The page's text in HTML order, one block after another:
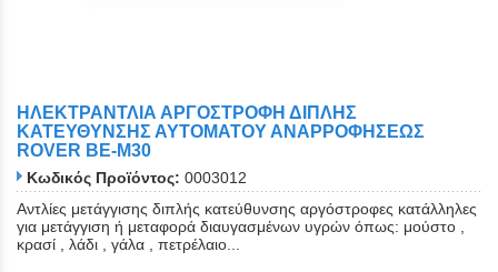
ΗΛΕΚΤΡΑΝΤΛΙΑ ΑΡΓΟΣΤΡΟΦΗ ΔΙΠΛΗΣ
ΚΑΤΕΥΘΥΝΣΗΣ ΑΥΤΟΜΑΤΟΥ ΑΝΑΡΡΟΦΗΣΕΩΣ
ROVER BE-M30
Κωδικός Προϊόντος: 0003012
Αντλίες μετάγγισης διπλής κατεύθυνσης αργόστροφες κατάλληλες
για μετάγγιση ή μεταφορά διαυγασμένων υγρών όπως: μούστο ,
κρασί , λάδι , γάλα , πετρέλαιο...